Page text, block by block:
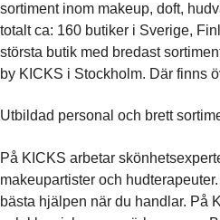
sortiment inom makeup, doft,
totalt ca: 160 butiker i Sverige,
största butik med bredast
by KICKS i Stockholm. Där finns
Utbildad personal och brett
På KICKS arbetar
makeupartister och
bästa hjälpen när du handlar. På